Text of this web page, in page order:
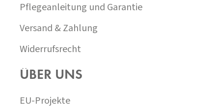
Pflegeanleitung und Garantie
Versand & Zahlung
Widerrufsrecht
ÜBER UNS
EU-Projekte